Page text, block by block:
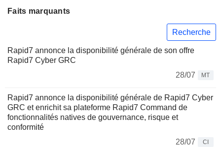
Faits marquants
Recherche
Rapid7 annonce la disponibilité générale de son offre
Rapid7 Cyber GRC
28/07
MT
Rapid7 annonce la disponibilité générale de Rapid7 Cyber
GRC et enrichit sa plateforme Rapid7 Command de
fonctionnalités natives de gouvernance, risque et
conformité
28/07
CI